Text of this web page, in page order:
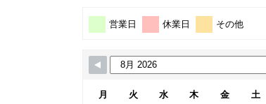
営業日 休業日 その他
月 火 水 木 金 土